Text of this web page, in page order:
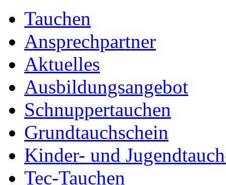
Tauchen
Ansprechpartner
Aktuelles
Ausbildungsangebot
Schnuppertauchen
Grundtauchschein
Kinder- und
Tec-Tauchen